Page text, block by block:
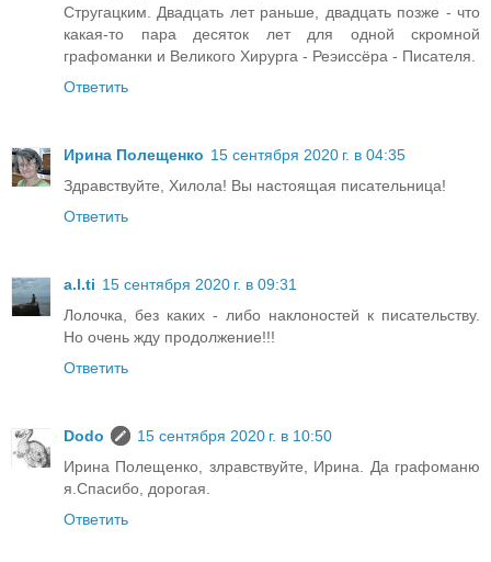
Стругацким. Двадцать лет раньше, двадцать позже - что
какая-то пара десяток лет для одной скромной
графоманки и Великого Хирурга - Реэиссёра - Писателя.
Ответить
Ирина Полещенко 15 сентября 2020 г. в 04:35
Здравствуйте, Хилола! Вы настоящая писательница!
Ответить
a.l.ti 15 сентября 2020 г. в 09:31
Лолочка, без каких - либо наклоностей к писательству.
Но очень жду продолжение!!!
Ответить
Dodo
15 сентября 2020 г. в 10:50
Ирина Полещенко, злравствуйте, Ирина. Да графоманю
я.Спасибо, дорогая.
Ответить